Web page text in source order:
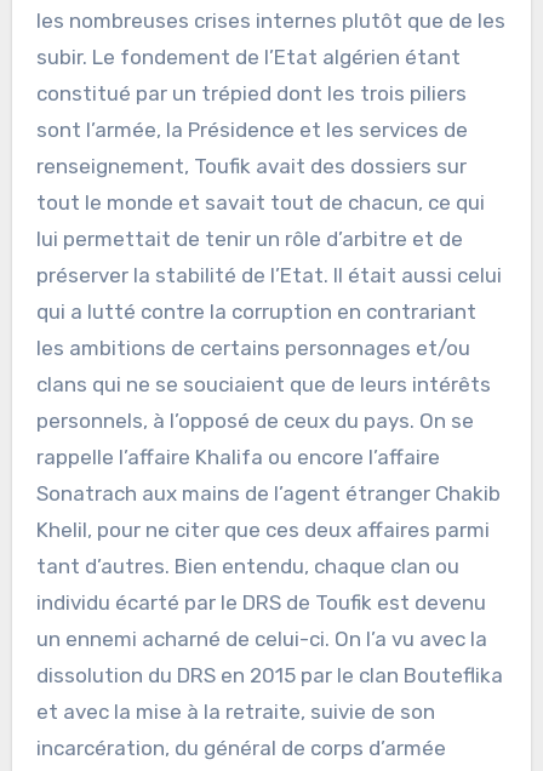
les nombreuses crises internes plutôt que de les
subir. Le fondement de l’Etat algérien étant
constitué par un trépied dont les trois piliers
sont l’armée, la Présidence et les services de
renseignement, Toufik avait des dossiers sur
tout le monde et savait tout de chacun, ce qui
lui permettait de tenir un rôle d’arbitre et de
préserver la stabilité de l’Etat. Il était aussi celui
qui a lutté contre la corruption en contrariant
les ambitions de certains personnages et/ou
clans qui ne se souciaient que de leurs intérêts
personnels, à l’opposé de ceux du pays. On se
rappelle l’affaire Khalifa ou encore l’affaire
Sonatrach aux mains de l’agent étranger Chakib
Khelil, pour ne citer que ces deux affaires parmi
tant d’autres. Bien entendu, chaque clan ou
individu écarté par le DRS de Toufik est devenu
un ennemi acharné de celui-ci. On l’a vu avec la
dissolution du DRS en 2015 par le clan Bouteflika
et avec la mise à la retraite, suivie de son
incarcération, du général de corps d’armée